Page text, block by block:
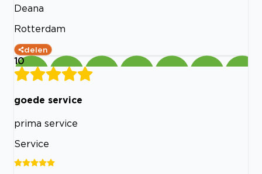
Deana
Rotterdam
delen
10
goede service
prima service
Service